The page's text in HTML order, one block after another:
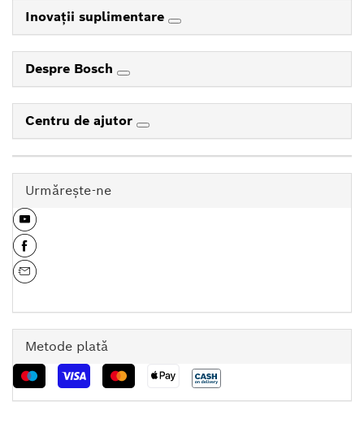
Inovaţii suplimentare
Despre Bosch
Centru de ajutor
Urmăreşte-ne
Metode plată